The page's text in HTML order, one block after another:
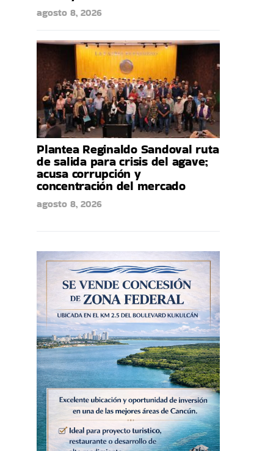
agosto 8, 2026
Plantea Reginaldo Sandoval ruta
de salida para crisis del agave;
acusa corrupción y
concentración del mercado
agosto 8, 2026